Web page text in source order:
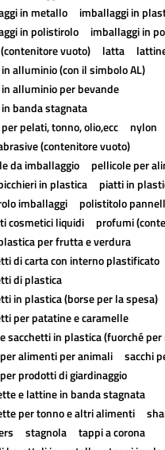
in metallo
imballaggi in
in polistirolo
imballaggi in
vuoto)
latta
alluminio (con il simbolo AL)
alluminio per bevande
banda stagnata
pelati, tonno, olio,ecc
nylon
(contenitore vuoto)
da imballaggio
pellicole per
in plastica
piatti in
imballaggi
polistitolo
cosmetici liquidi
profumi
per frutta e verdura
di carta con interno plastificato
di plastica
in plastica (borse per la spesa)
per patatine e caramelle
sacchetti in plastica (fuorché
alimenti per animali
sacchi
prodotti di giardinaggio
e lattine in banda stagnata
per tonno e altri alimenti
stagnola
tappi a corona